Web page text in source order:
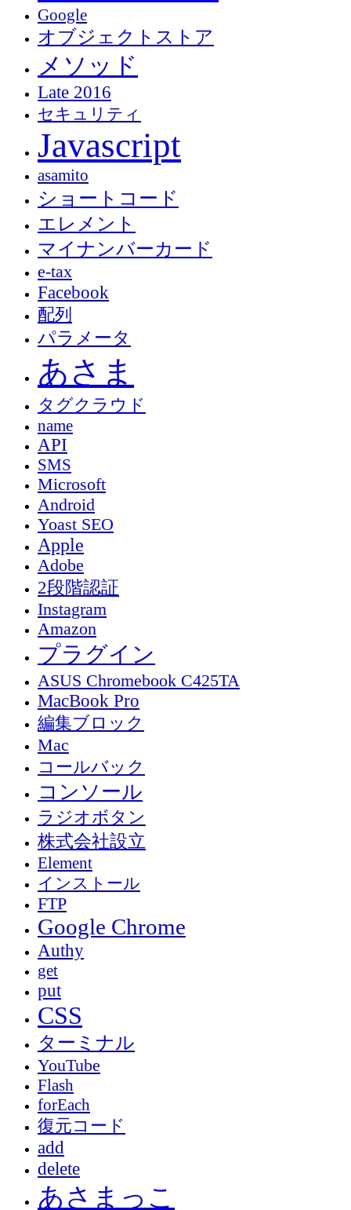
Google
オブジェクトストア
メソッド
Late 2016
セキュリティ
Javascript
asamito
ショートコード
エレメント
マイナンバーカード
e-tax
Facebook
配列
パラメータ
あさま
タグクラウド
name
API
SMS
Microsoft
Android
Yoast SEO
Apple
Adobe
2段階認証
Instagram
Amazon
プラグイン
ASUS Chromebook C425TA
MacBook Pro
編集ブロック
Mac
コールバック
コンソール
ラジオボタン
株式会社設立
Element
インストール
FTP
Google Chrome
Authy
get
put
CSS
ターミナル
YouTube
Flash
forEach
復元コード
add
delete
あさまっこ